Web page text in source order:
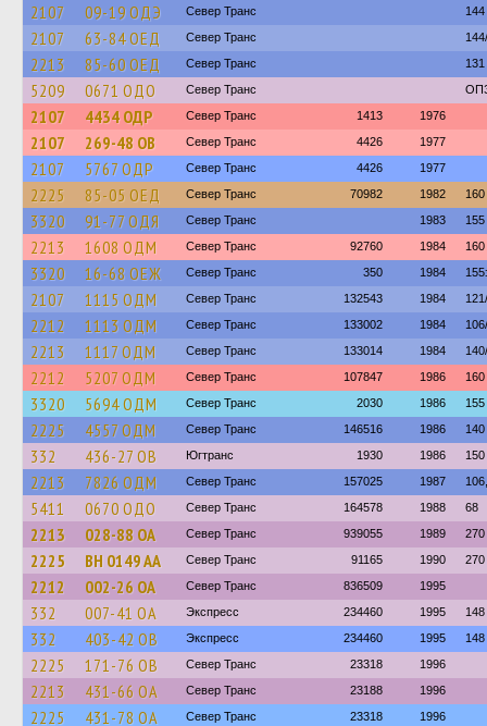
2107 09-19 ОДЭ Север Транс 144
2107 63-84 ОЕД Север Транс
2213 85-60 ОЕД Север Транс 131
5209 0671 ОДО Север Транс
2107 4434 ОДР Север Транс 1413 1976
2107 269-48 ОВ Север Транс 4426 1977
2107 5767 ОДР Север Транс 4426 1977
2225 85-05 ОЕД Север Транс 70982 1982 160
3320 91-77 ОДЯ Север Транс 1983 155
2213 1608 ОДМ Север Транс 92760 1984 160
3320 16-68 ОЕЖ Север Транс 350 1984
2107 1115 ОДМ Север Транс 132543 1984
2212 1113 ОДМ Север Транс 133002 1984
2213 1117 ОДМ Север Транс 133014 1984
2212 5207 ОДМ Север Транс 107847 1986 160
3320 5694 ОДМ Север Транс 2030 1986 155
2225 4557 ОДМ Север Транс 146516 1986 140
332 436-27 ОВ Югтранс 1930 1986 150
2213 7826 ОДМ Север Транс 157025 1987
5411 0670 ОДО Север Транс 164578 1988 68
2213 028-88 ОА Север Транс 939055 1989 270
2225 BH 0149 AA Север Транс 91165 1990 270
2212 002-26 ОА Север Транс 836509 1995
332 007-41 ОА Экспресс 234460 1995 148
332 403-42 ОВ Экспресс 234460 1995 148
2225 171-76 ОВ Север Транс 23318 1996
2213 431-66 ОА Север Транс 23188 1996
2225 431-78 ОА Север Транс 23318 1996